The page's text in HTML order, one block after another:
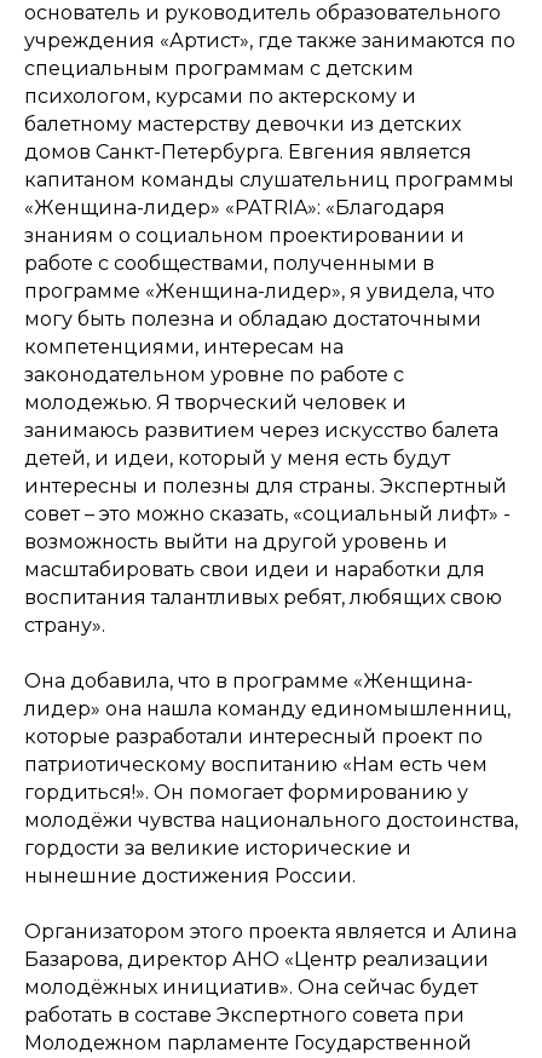
основатель и руководитель образовательного
учреждения «Артист», где также занимаются по
специальным программам с детским
психологом, курсами по актерскому и
балетному мастерству девочки из детских
домов Санкт-Петербурга. Евгения является
капитаном команды слушательниц программы
«Женщина-лидер» «PATRIA»: «Благодаря
знаниям о социальном проектировании и
работе с сообществами, полученными в
программе «Женщина-лидер», я увидела, что
могу быть полезна и обладаю достаточными
компетенциями, интересам на
законодательном уровне по работе с
молодежью. Я творческий человек и
занимаюсь развитием через искусство балета
детей, и идеи, который у меня есть будут
интересны и полезны для страны. Экспертный
совет – это можно сказать, «социальный лифт» -
возможность выйти на другой уровень и
масштабировать свои идеи и наработки для
воспитания талантливых ребят, любящих свою
страну».
Она добавила, что в программе «Женщина-
лидер» она нашла команду единомышленниц,
которые разработали интересный проект по
патриотическому воспитанию «Нам есть чем
гордиться!». Он помогает формированию у
молодёжи чувства национального достоинства,
гордости за великие исторические и
нынешние достижения России.
Организатором этого проекта является и Алина
Базарова, директор АНО «Центр реализации
молодёжных инициатив». Она сейчас будет
работать в составе Экспертного совета при
Молодежном парламенте Государственной